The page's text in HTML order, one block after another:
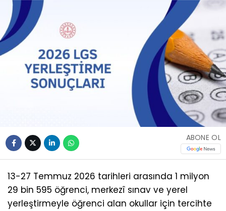
ABONE OL
13-27 Temmuz 2026 tarihleri arasında 1 milyon
29 bin 595 öğrenci, merkezî sınav ve yerel
yerleştirmeyle öğrenci alan okullar için tercihte